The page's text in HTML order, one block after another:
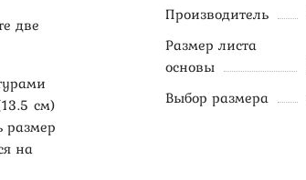
две
см)
размер
на
Производитель
Размер листа
основы
Выбор размера